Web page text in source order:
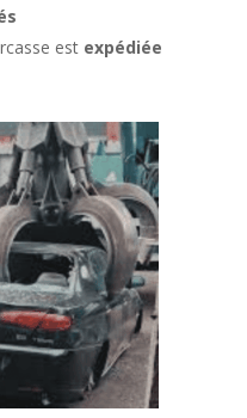
est expédiée